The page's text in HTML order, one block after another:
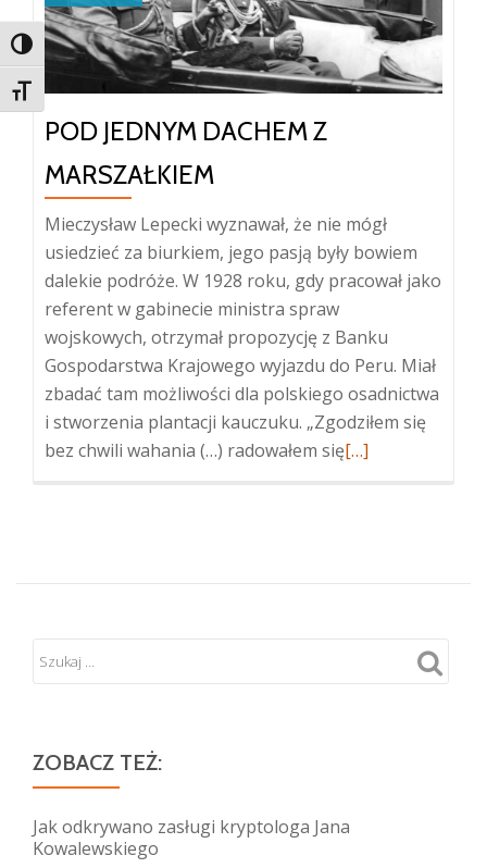
TOGGLE HIGH CONTRAST
TOGGLE FONT SIZE
narażał
POD JEDNYM DACHEM Z
MARSZAŁKIEM
Mieczysław Lepecki wyznawał, że nie mógł
usiedzieć za biurkiem, jego pasją były bowiem
dalekie podróże. W 1928 roku, gdy pracował jako
referent w gabinecie ministra spraw
wojskowych, otrzymał propozycję z Banku
Gospodarstwa Krajowego wyjazdu do Peru. Miał
zbadać tam możliwości dla polskiego osadnictwa
i stworzenia plantacji kauczuku. „Zgodziłem się
bez chwili wahania (…) radowałem sięWięcej
Marszałkiem
[…]
ZOBACZ TEŻ:
Jak odkrywano zasługi kryptologa Jana
Kowalewskiego